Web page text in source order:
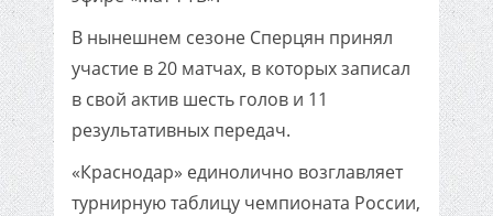
В нынешнем сезоне Сперцян принял
участие в 20 матчах, в которых записал
в свой актив шесть голов и 11
результативных передач.
«Краснодар» единолично возглавляет
турнирную таблицу чемпионата России,